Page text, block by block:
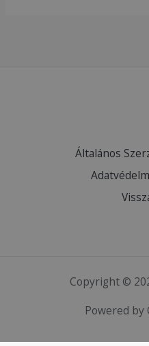
Általános
Copyright ©
Powered by